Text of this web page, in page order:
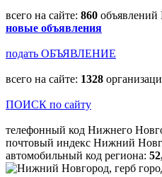
всего на сайте: 860
новые объявления
подать ОБЪЯВЛЕНИЕ
всего на сайте: 1328
ПОИСК по сайту
телефонный код Нижнего
почтовый индекс Нижний
автомобильный код региона: